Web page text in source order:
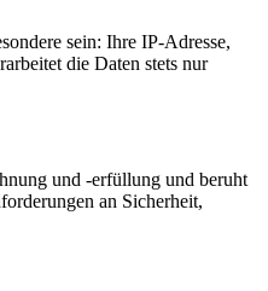
sein: Ihre IP-Adresse,
die Daten stets nur
und -erfüllung und beruht
an Sicherheit,